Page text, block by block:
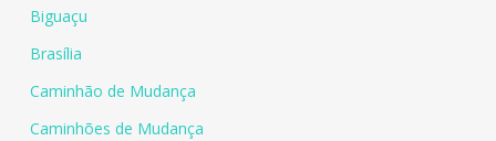
Biguaçu
Brasília
Caminhão de Mudança
Caminhões de Mudança